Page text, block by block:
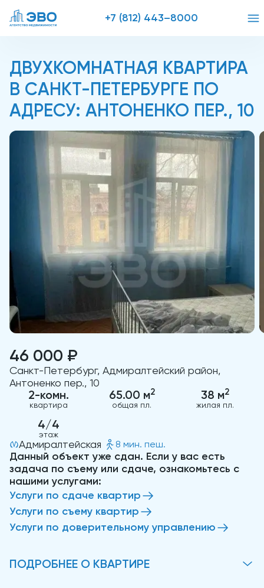
+7 (812) 443–8000
ДВУХКОМНАТНАЯ КВАРТИРА
В САНКТ-ПЕТЕРБУРГЕ ПО
АДРЕСУ: АНТОНЕНКО ПЕР., 10
46 000 ₽
Санкт-Петербург, Адмиралтейский район,
Антоненко пер., 10
2-комн.
квартира
65.00 м2
общая пл.
38 м2
жилая пл.
4/4
этаж
Адмиралтейская 8 мин. пеш.
Данный объект уже сдан. Если у вас есть
задача по съему или сдаче, ознакомьтесь с
нашими услугами:
Услуги по сдаче квартир
Услуги по съему квартир
Услуги по доверительному управлению
ПОДРОБНЕЕ О КВАРТИРЕ